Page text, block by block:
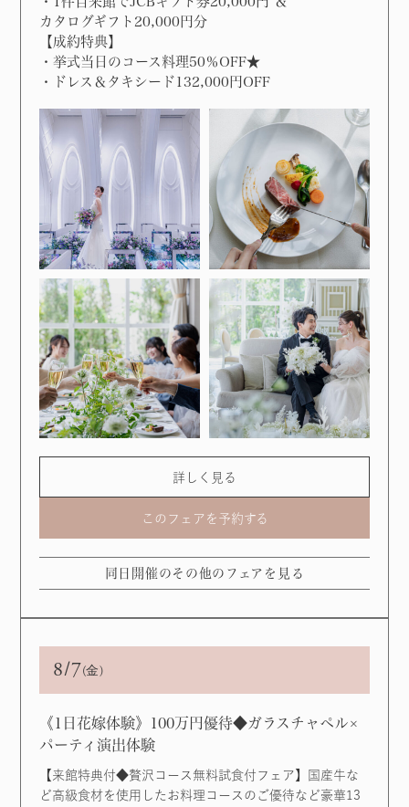
カタログギフト20,000円分
【成約特典】
・挙式当日のコース料理50％OFF★
・ドレス＆タキシード132,000円OFF
詳しく見る
このフェアを予約する
同日開催のその他のフェアを見る
8/7(金)
《1⽇花嫁体験》100万円優待◆ガラスチャペル×
パーティ演出体験
【来館特典付◆贅沢コース無料試食付フェア】国産牛な
ど高級食材を使用したお料理コースのご優待など豪華13